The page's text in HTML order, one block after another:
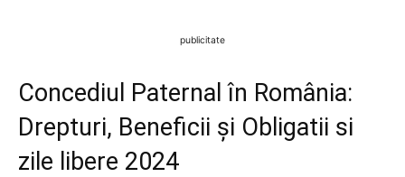
publicitate
Concediul Paternal în România:
Drepturi, Beneficii și Obligatii si
zile libere 2024